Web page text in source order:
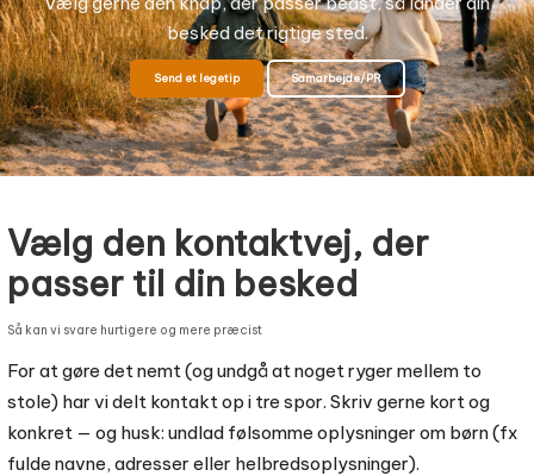
besked det rigtige sted.
Send et legetip Samarbejde/PR
Vælg den kontaktvej, der
passer til din besked
Så kan vi svare hurtigere og mere præcist
For at gøre det nemt (og undgå at noget ryger mellem to
stole) har vi delt kontakt op i tre spor. Skriv gerne kort og
konkret — og husk: undlad følsomme oplysninger om børn (fx
fulde navne, adresser eller helbredsoplysninger).